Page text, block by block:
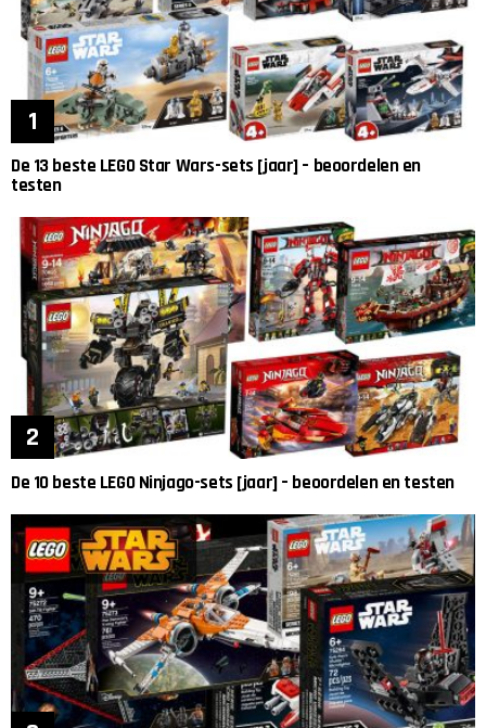
De 13 beste LEGO Star Wars-sets [jaar] – beoordelen en
testen
De 10 beste LEGO Ninjago-sets [jaar] – beoordelen en testen